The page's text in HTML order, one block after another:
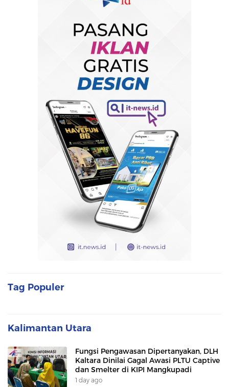
Tag Populer
Kalimantan Utara
Fungsi Pengawasan Dipertanyakan, DLH
Kaltara Dinilai Gagal Awasi PLTU Captive
dan Smelter di KIPI Mangkupadi
1 day ago